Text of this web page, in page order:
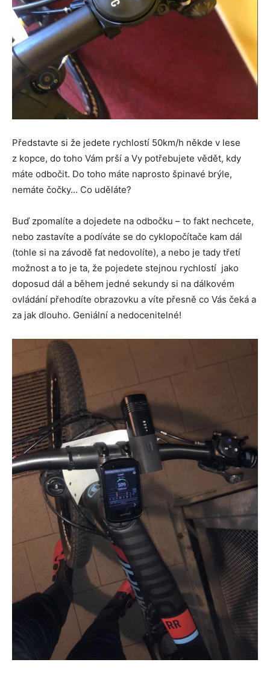
Představte si že jedete rychlostí 50km/h někde v lese
z kopce, do toho Vám prší a Vy potřebujete vědět, kdy
máte odbočit. Do toho máte naprosto špinavé brýle,
nemáte čočky… Co uděláte?
Buď zpomalíte a dojedete na odbočku – to fakt nechcete,
nebo zastavíte a podíváte se do cyklopočítače kam dál
(tohle si na závodě fat nedovolíte), a nebo je tady třetí
možnost a to je ta, že pojedete stejnou rychlostí jako
doposud dál a během jedné sekundy si na dálkovém
ovládání přehodíte obrazovku a víte přesně co Vás čeká a
za jak dlouho. Geniální a nedocenitelné!